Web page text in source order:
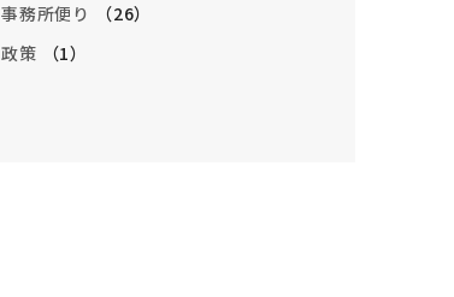
事務所便り
26
政策
1